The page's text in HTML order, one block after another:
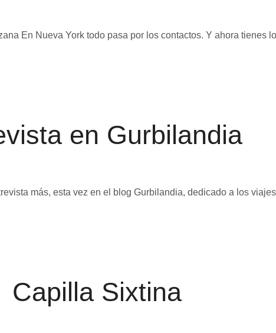
En Nueva York todo pasa por los contactos. Y ahora tienes
en Gurbilandia
más, esta vez en el blog Gurbilandia, dedicado a los
Capilla Sixtina